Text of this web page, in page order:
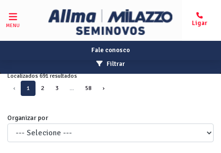
MENU
Fale conosco
Localizados 691 resultados
‹
1 2 3 ... 58 ›
Filtrar
Organizar por